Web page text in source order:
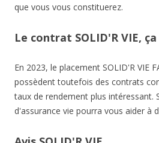
que vous vous constituerez.
Le contrat SOLID'R VIE,
En 2023, le placement SOLID'R VIE
possèdent toutefois des contrats
taux de rendement plus intéressant.
d'assurance vie pourra vous aider à